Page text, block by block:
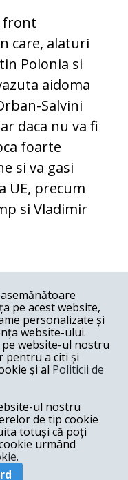
front
care, alaturi
Polonia si
aidoma
Salvini
daca nu va fi
foarte
si va gasi
UE, precum
si Vladimir
pe acest website,
personalizate și
website-ului.
website-ul nostru
pentru a citi și
și al Politicii de
ul nostru
de tip cookie
totuși că poți
urmând